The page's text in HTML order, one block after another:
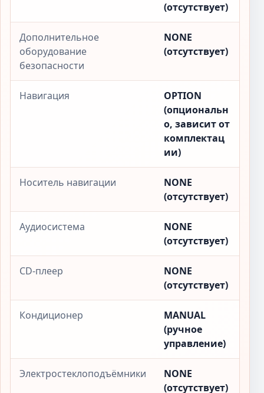
(отсутствует)
Дополнительное
оборудование
безопасности
NONE
(отсутствует)
Навигация
OPTION
(опциональн
о, зависит от
комплектац
ии)
Носитель навигации
NONE
(отсутствует)
Аудиосистема
NONE
(отсутствует)
CD-плеер
NONE
(отсутствует)
Кондиционер
MANUAL
(ручное
управление)
Электростеклоподъёмники
NONE
(отсутствует)